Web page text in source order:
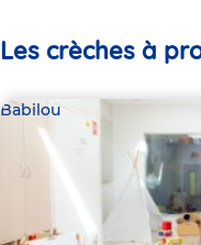
Les crèches à
Babilou